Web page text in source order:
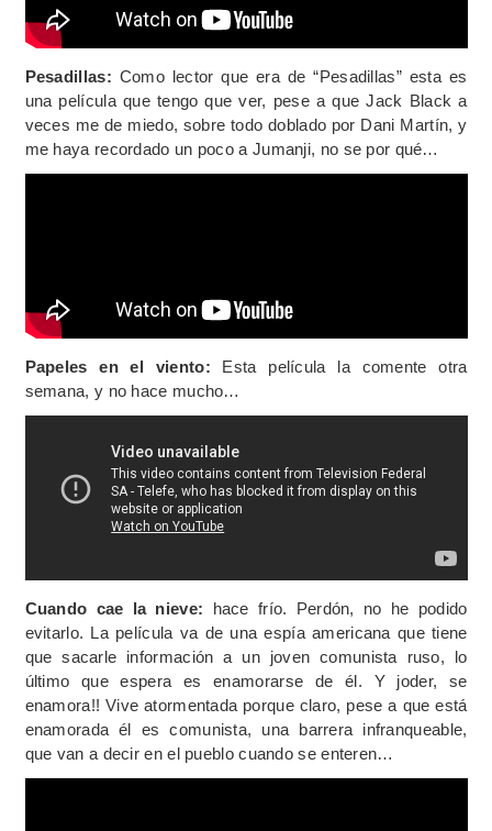
Pesadillas: Como lector que era de “Pesadillas” esta es
una película que tengo que ver, pese a que Jack Black a
veces me de miedo, sobre todo doblado por Dani Martín, y
me haya recordado un poco a Jumanji, no se por qué…
Papeles en el viento: Esta película la comente otra
semana, y no hace mucho…
Cuando cae la nieve: hace frío. Perdón, no he podido
evitarlo. La película va de una espía americana que tiene
que sacarle información a un joven comunista ruso, lo
último que espera es enamorarse de él. Y joder, se
enamora!! Vive atormentada porque claro, pese a que está
enamorada él es comunista, una barrera infranqueable,
que van a decir en el pueblo cuando se enteren…